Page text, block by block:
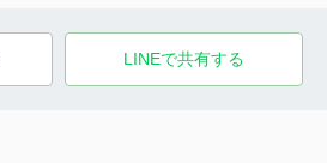
LINEで共有する